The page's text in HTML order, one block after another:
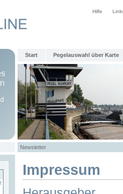
Hilfe
Start Pegelauswahl über Karte
Newsletter
Impressum